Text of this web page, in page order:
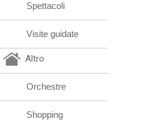
Spettacoli
Visite guidate
Altro
Orchestre
Shopping